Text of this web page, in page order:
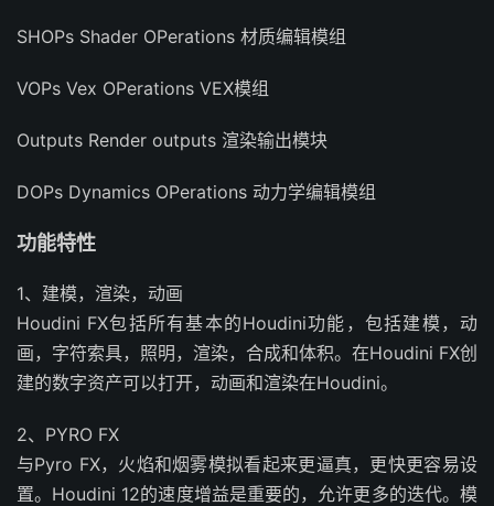
SHOPs Shader OPerations 材质编辑模组
VOPs Vex OPerations VEX模组
Outputs Render outputs 渲染输出模块
DOPs Dynamics OPerations 动力学编辑模组
功能特性
1、建模，渲染，动画
Houdini FX包括所有基本的Houdini功能，包括建模，动
画，字符索具，照明，渲染，合成和体积。在Houdini FX创
建的数字资产可以打开，动画和渲染在Houdini。
2、PYRO FX
与Pyro FX，火焰和烟雾模拟看起来更逼真，更快更容易设
置。Houdini 12的速度增益是重要的，允许更多的迭代。模